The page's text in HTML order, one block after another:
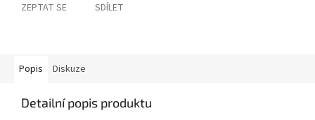
ZEPTAT SE SDÍLET
Popis Diskuze
Detailní popis produktu